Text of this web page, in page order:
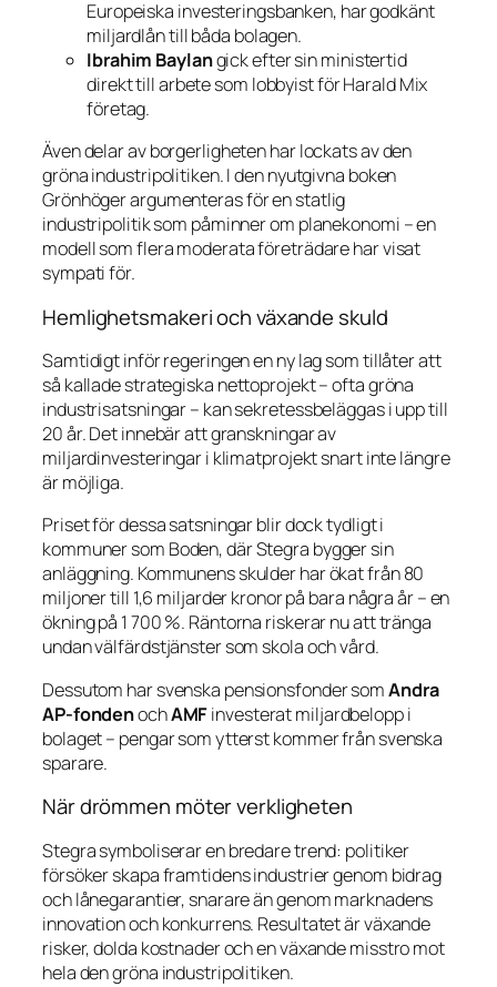
Europeiska investeringsbanken, har godkänt
miljardlån till båda bolagen.
Ibrahim Baylangick efter sin ministertid
direkt till arbete som lobbyist för Harald Mix
företag.
Även delar av borgerligheten har lockats av den
gröna industripolitiken. I den nyutgivna boken
Grönhögerargumenteras för en statlig
industripolitik som påminner om planekonomi – en
modell som flera moderata företrädare har visat
sympati för.
Hemlighetsmakeri och växande skuld
Samtidigt inför regeringen en ny lag som tillåter att
så kalladestrategiska nettoprojekt– ofta gröna
industrisatsningar – kan sekretessbeläggas i upp till
20 år. Det innebär att granskningar av
miljardinvesteringar i klimatprojekt snart inte längre
är möjliga.
Priset för dessa satsningar blir dock tydligt i
kommuner som Boden, där Stegra bygger sin
anläggning. Kommunens skulder har ökat från 80
miljoner till 1,6 miljarder kronor på bara några år – en
ökning på 1 700 %. Räntorna riskerar nu att tränga
undan välfärdstjänster som skola och vård.
Dessutom har svenska pensionsfonder somAndra
AP-fondenochAMFinvesterat miljardbelopp i
bolaget – pengar som ytterst kommer från svenska
sparare.
När drömmen möter verkligheten
Stegra symboliserar en bredare trend: politiker
försöker skapa framtidens industrier genom bidrag
och lånegarantier, snarare än genom marknadens
innovation och konkurrens. Resultatet är växande
risker, dolda kostnader och en växande misstro mot
hela den gröna industripolitiken.